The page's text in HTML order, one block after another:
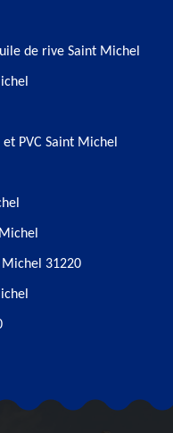
de rive Saint Michel
PVC Saint Michel
31220